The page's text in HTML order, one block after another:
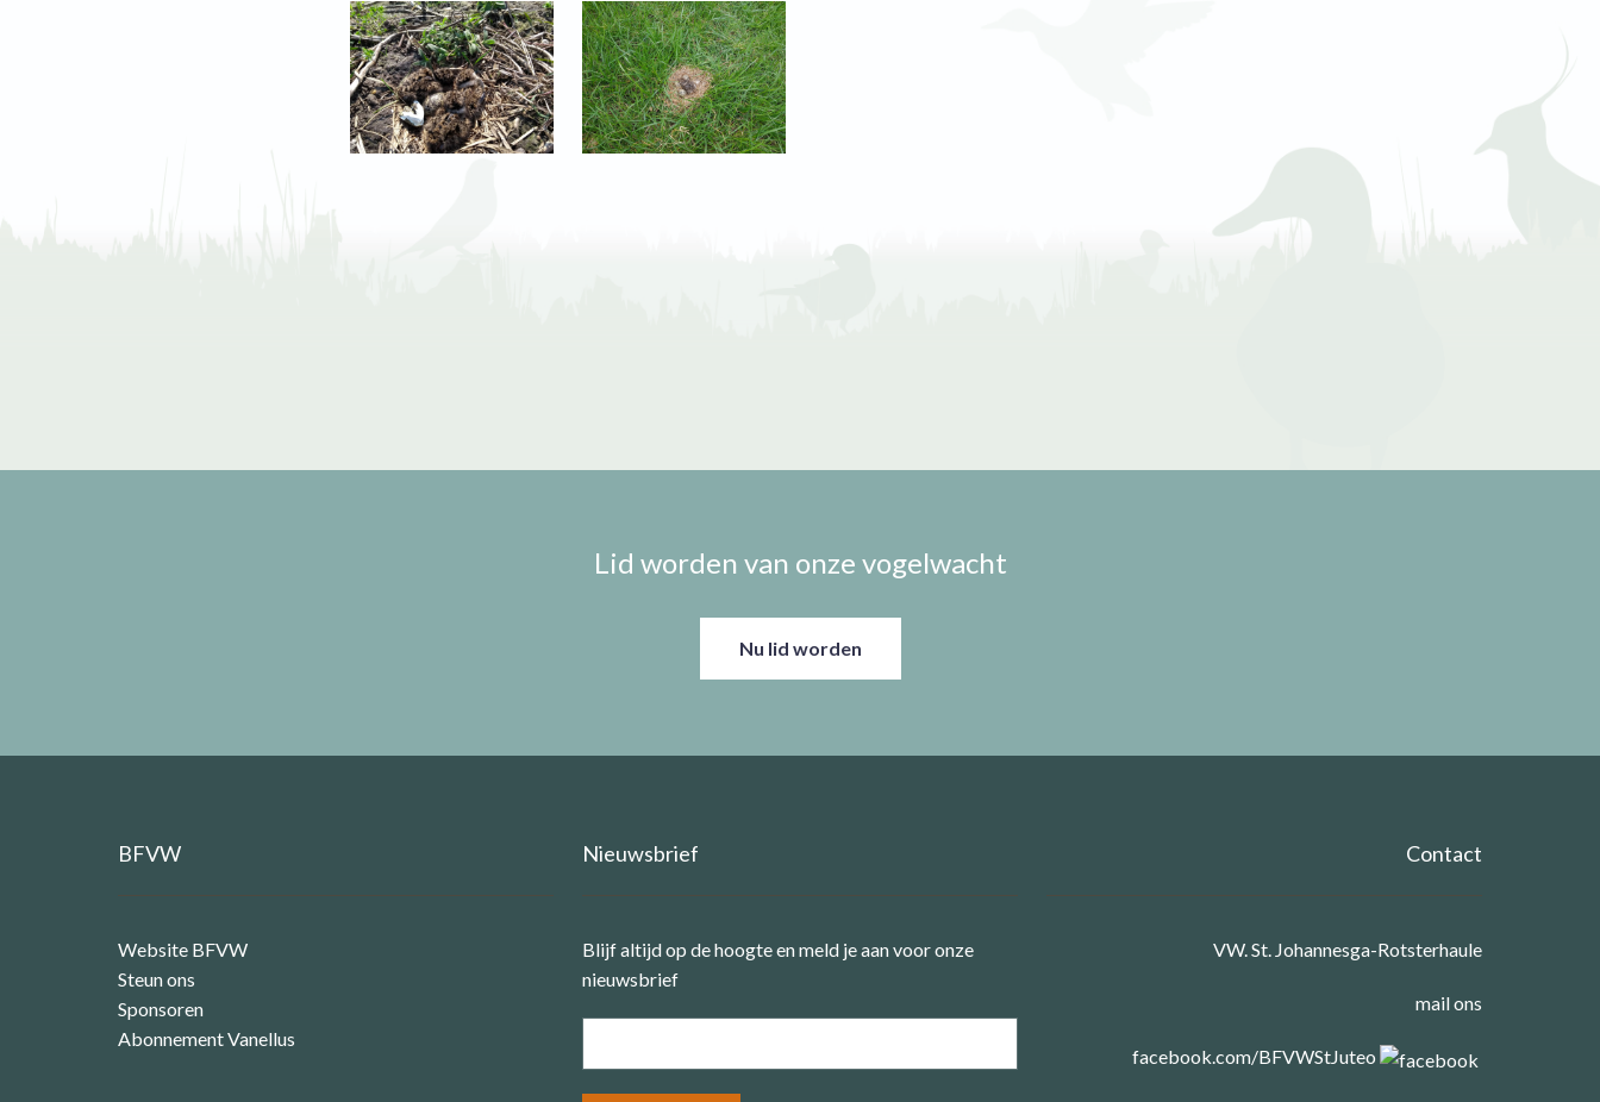
Lid worden van onze vogelwacht
Nu lid worden
BFVW
Website BFVW
Steun ons
Sponsoren
Abonnement Vanellus
Nieuwsbrief
Blijf altijd op de hoogte en meld je aan voor onze
nieuwsbrief
Contact
VW. St. Johannesga-Rotsterhaule
mail ons
facebook.com/BFVWStJuteo